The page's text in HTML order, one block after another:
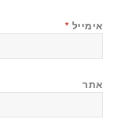
אימייל *
אתר